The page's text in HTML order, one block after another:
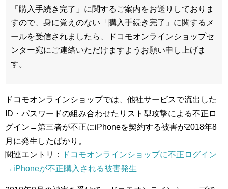
「購入手続き完了」に関するご案内をお送りしておりま
すので、身に覚えのない「購入手続き完了」に関するメ
ールを受信されましたら、ドコモオンラインショップセ
ンター宛にご連絡いただけますようお願い申し上げま
す。
ドコモオンラインショップでは、他社サービスで流出した
ID・パスワードの組み合わせたリスト型攻撃による不正ロ
グイン→第三者が不正にiPhoneを契約する被害が2018年8
月に発生したばかり。
関連エントリ：
ドコモオンラインショップに不正ログイン
→iPhoneが不正購入される被害発生